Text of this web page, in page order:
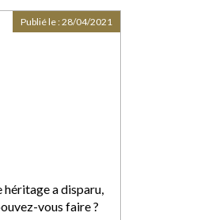
héritage a disparu,
vous faire ?
Publié le :28/04/2021